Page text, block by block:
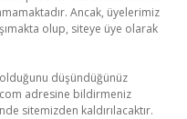
Ancak, üyelerimiz
olup, siteye üye olarak
düşündüğünüz
adresine bildirmeniz
sitemizden kaldırılacaktır.